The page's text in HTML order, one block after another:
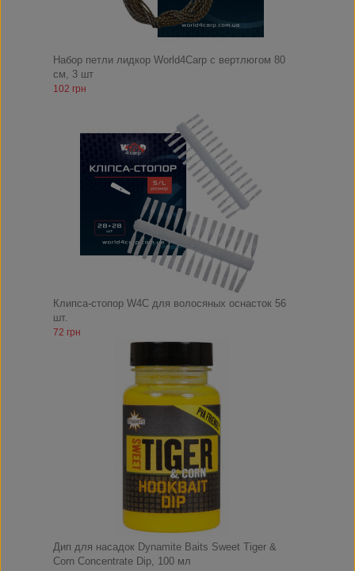
Набор петли лидкор World4Carp с вертлюгом 80
см, 3 шт
102 грн
Клипса-стопор W4C для волосяных оснасток 56
шт.
72 грн
Дип для насадок Dynamite Baits Sweet Tiger &
Corn Concentrate Dip, 100 мл